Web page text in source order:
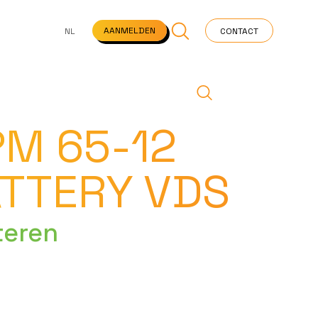
VEELGESTELDE VRAGEN STARTPAGINA NEWS
NL AANMELDEN CONTACT
65-12
VDS